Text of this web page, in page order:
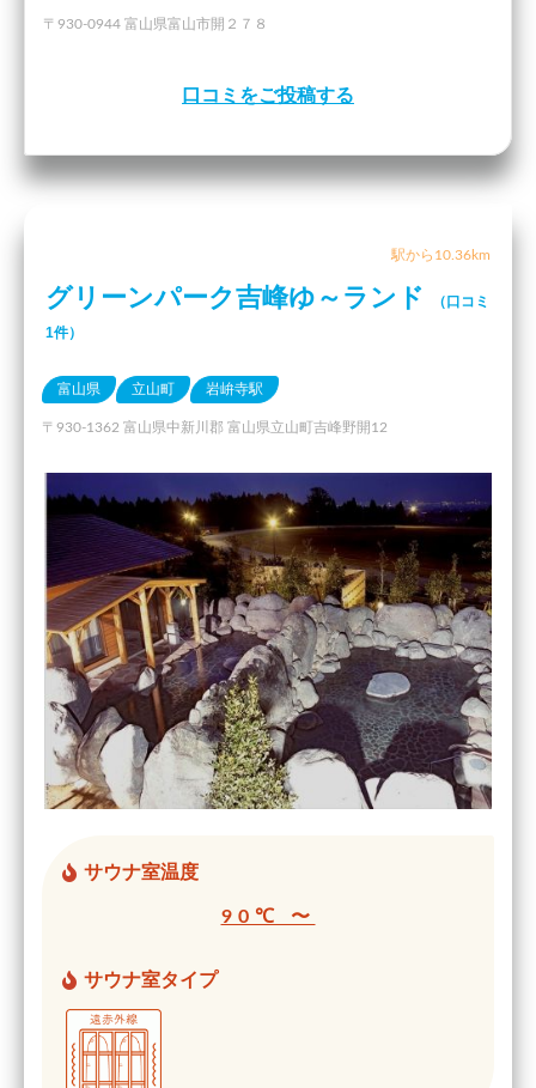
〒930-0944 富山県富山市開２７８
口コミをご投稿する
駅から10.36km
グリーンパーク吉峰ゆ～ランド
（口コミ
1件）
富山県 立山町 岩峅寺駅
〒930-1362 富山県中新川郡 富山県立山町吉峰野開12
サウナ室温度
90℃ 〜
サウナ室タイプ